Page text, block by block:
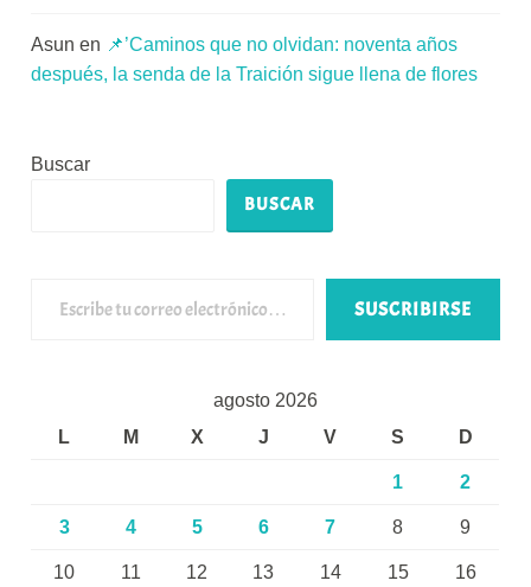
Asun en 📌’Caminos que no olvidan: noventa años
después, la senda de la Traición sigue llena de flores
Buscar
BUSCAR
SUSCRIBIRSE
agosto 2026
L
M X J V S D
1 2
3 4 5 6 7 8 9
10 11 12 13 14 15 16